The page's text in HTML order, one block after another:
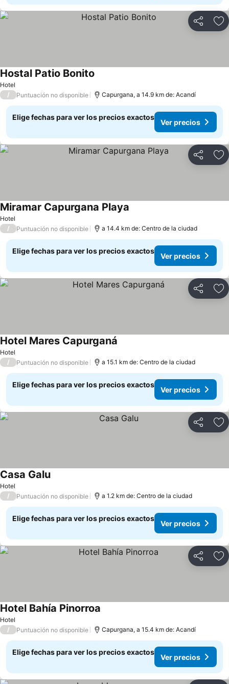
Compartir
Hotel
Hostal Patio Bonito
/ Puntuación no disponible Capurgana, a 14.9 km de: Acandí
Elige fechas para ver los precios exactos
Ver precios
Compartir
Hotel
Miramar Capurgana Playa
/ Puntuación no disponible a 14.4 km de: Centro de la ciudad
Elige fechas para ver los precios exactos
Ver precios
Compartir
Hotel
Hotel Mares Capurganá
/ Puntuación no disponible a 15.1 km de: Centro de la ciudad
Elige fechas para ver los precios exactos
Ver precios
Compartir
Hotel
Casa GaluVer precios
/ Puntuación no disponible a 1.2 km de: Centro de la ciudad
Elige fechas para ver los precios exactos
Ver precios
Compartir
Hotel
Hotel Bahía Pinorroa
/ Puntuación no disponible Capurgana, a 15.4 km de: Acandí
Elige fechas para ver los precios exactos
Ver precios